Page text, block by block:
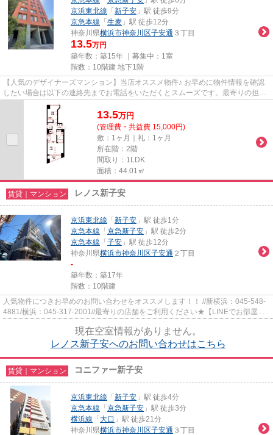
京浜東北線 「 新子安 」駅 徒歩9分
京急本線 「 生麦 」駅 徒歩12分
神奈川県横浜市神奈川区子安通 ３丁目
13.5万円
築年数：築15年 ｜募集中： 1室
階数：10階建 地下1階
【人気のデザイナーズマンション】当店オススメ物件♪ お早めに物件情報を確認
したい場合は以下の連絡先までお電話をいただくとスムーズです。最寄りの担当
店舗までお気軽にお電話くだ...
13.5万円
(管理費・共益費 15,000円)
敷：1ヶ月｜礼：1ヶ月
所在階：2階
間取り：1LDK
面積：44.01㎡
賃貸｜マンション レノス新子安
京浜東北線 「 新子安 」駅 徒歩1分
京急本線 「 京急新子安 」駅 徒歩2分
京急本線 「 子安 」駅 徒歩12分
神奈川県横浜市神奈川区子安通 ２丁目
-
築年数：築17年
階数：10階建
人気物件につきお早めのお問い合わせをオススメします！！ //新横浜：045-548-
4881/横浜：045-317-2001//最寄りの店舗をご利用ください★【LINEでお部屋探
現在空室情報がありません。
レノス新子安へのお問い合わせはこちら
賃貸｜マンション コニファー新子安
京浜東北線 「 新子安 」駅 徒歩4分
京急本線 「 京急新子安 」駅 徒歩3分
横浜線 「 大口 」駅 徒歩21分
神奈川県横浜市神奈川区子安通 ３丁目